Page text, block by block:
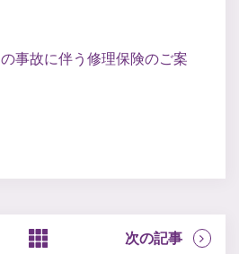
事故に伴う修理保険のご案
次の記事